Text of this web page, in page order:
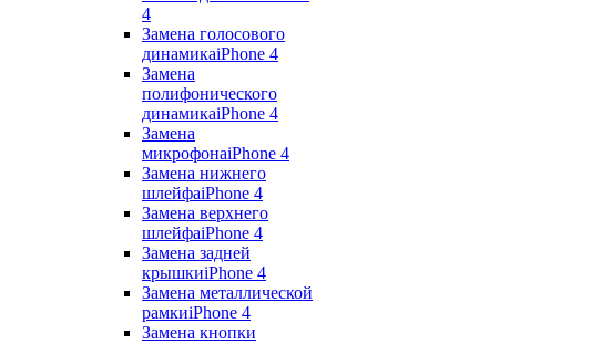
4
Замена голосового
динамикаiPhone 4
Замена
полифонического
динамикаiPhone 4
Замена
микрофонаiPhone 4
Замена нижнего
шлейфаiPhone 4
Замена верхнего
шлейфаiPhone 4
Замена задней
крышкиiPhone 4
Замена металлической
рамкиiPhone 4
Замена кнопки